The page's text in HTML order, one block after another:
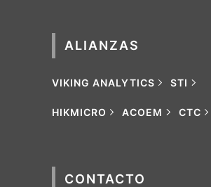
ALIANZAS
VIKING ANALYTICS STI
HIKMICRO ACOEM CTC
CONTACTO